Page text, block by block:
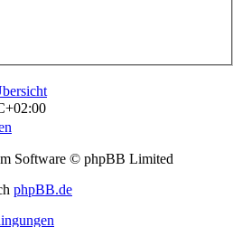
Software © phpBB Limited
phpBB.de